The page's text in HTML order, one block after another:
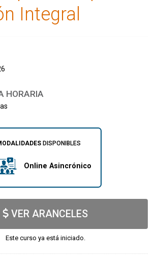
Integral
HORARIA
DISPONIBLES
Online Asincrónico
VER ARANCELES
Este curso ya está iniciado.